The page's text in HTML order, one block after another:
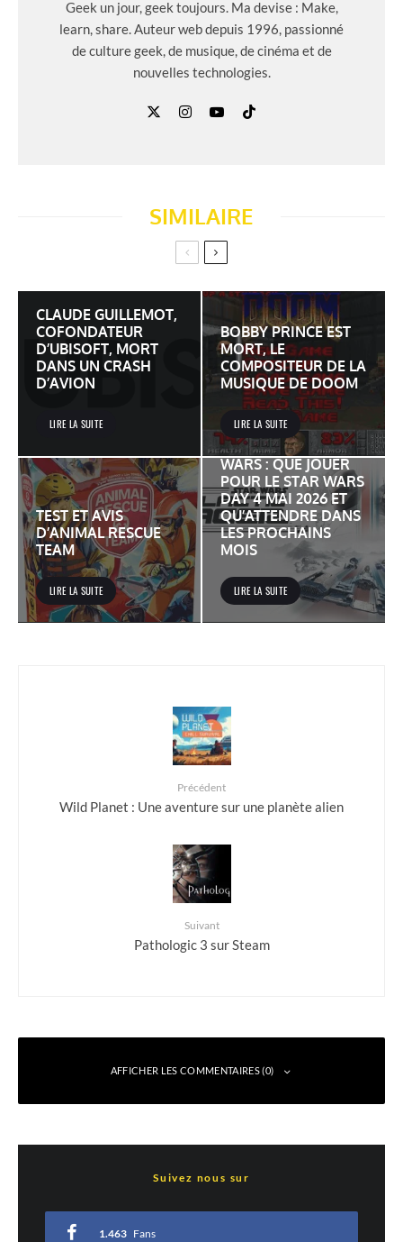
Geek un jour, geek toujours. Ma devise : Make,
learn, share. Auteur web depuis 1996, passionné
de culture geek, de musique, de cinéma et de
nouvelles technologies.
SIMILAIRE
CLAUDE GUILLEMOT,
COFONDATEUR
D’UBISOFT, MORT
DANS UN CRASH
D’AVION
LIRE LA SUITE
BOBBY PRINCE EST
MORT, LE
COMPOSITEUR DE LA
MUSIQUE DE DOOM
LIRE LA SUITE
TEST ET AVIS
D’ANIMAL RESCUE
TEAM
LIRE LA SUITE
JEUX VIDÉO STAR
WARS : QUE JOUER
POUR LE STAR WARS
DAY 4 MAI 2026 ET
QU’ATTENDRE DANS
LES PROCHAINS
MOIS
LIRE LA SUITE
Précédent
Wild Planet : Une aventure sur une planète alien
Suivant
Pathologic 3 sur Steam
AFFICHER LES COMMENTAIRES (0)
*
Suivez nous sur
1.463 Fans